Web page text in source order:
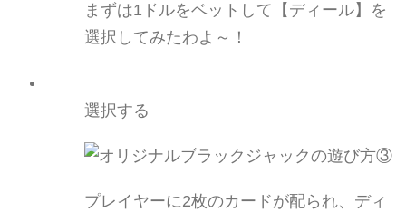
まずは1ドルをベット して【ディール】を
選択してみたわよ～！
選択する
プレイヤーに2枚のカードが配られ、ディ